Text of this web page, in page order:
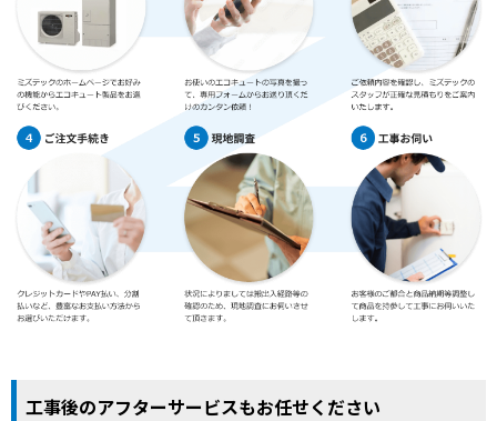
工事後のアフターサービスもお任せください